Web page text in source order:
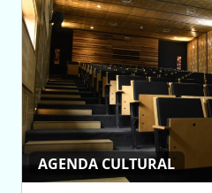
AGENDA CULTURAL